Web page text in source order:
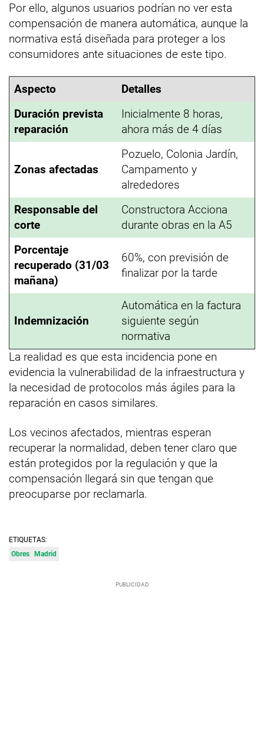
Por ello, algunos usuarios podrían no ver esta
compensación de manera automática, aunque la
normativa está diseñada para proteger a los
consumidores ante situaciones de este tipo.
Aspecto
Detalles
Duración prevista
reparación
Inicialmente 8 horas,
ahora más de 4 días
Zonas afectadas
Pozuelo, Colonia Jardín,
Campamento y
alrededores
Responsable del
corte
Constructora Acciona
durante obras en la A5
Porcentaje
recuperado (31/03
mañana)
60%, con previsión de
finalizar por la tarde
Indemnización
Automática en la factura
siguiente según
normativa
La realidad es que esta incidencia pone en
evidencia la vulnerabilidad de la infraestructura y
la necesidad de protocolos más ágiles para la
reparación en casos similares.
Los vecinos afectados, mientras esperan
recuperar la normalidad, deben tener claro que
están protegidos por la regulación y que la
compensación llegará sin que tengan que
preocuparse por reclamarla.
ETIQUETAS:
Obres Madrid